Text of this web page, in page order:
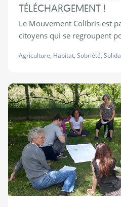
TÉLÉCHARGEMENT !
Le Mouvement Colibris est
citoyens qui se regroupent
Agriculture, Habitat, Sobriété,